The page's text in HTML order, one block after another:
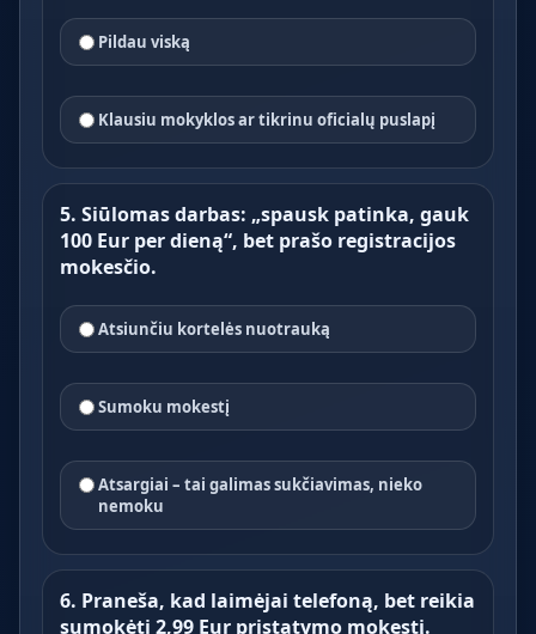
Pildau viską
Klausiu mokyklos ar tikrinu oficialų puslapį
5. Siūlomas darbas: „spausk patinka, gauk
100 Eur per dieną“, bet prašo registracijos
mokesčio.
Atsiunčiu kortelės nuotrauką
Sumoku mokestį
Atsargiai – tai galimas sukčiavimas, nieko
nemoku
6. Praneša, kad laimėjai telefoną, bet reikia
sumokėti 2,99 Eur pristatymo mokestį.